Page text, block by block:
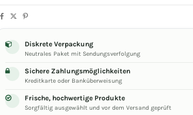
Diskrete Verpackung
Neutrales Paket mit Sendungsverfolgung
Sichere Zahlungsmöglichkeiten
Kreditkarte oder Banküberweisung
Frische, hochwertige Produkte
Sorgfältig ausgewählt und vor dem Versand geprüft